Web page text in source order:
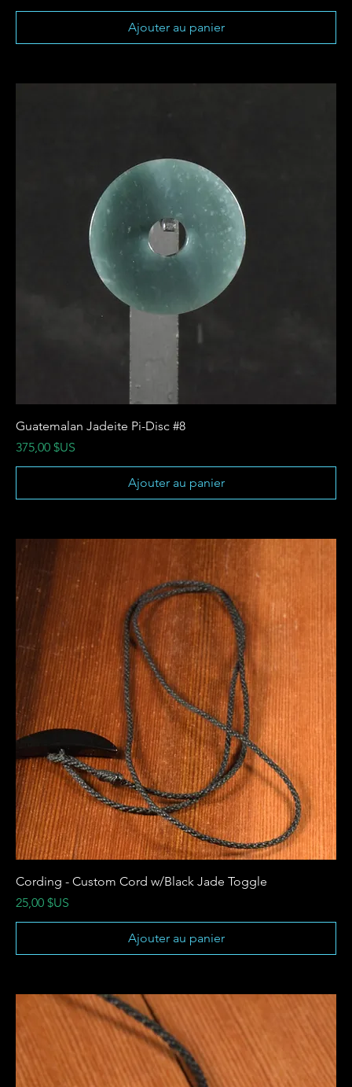
Ajouter au panier
Guatemalan Jadeite Pi-Disc #8
Prix
375,00 $US
Ajouter au panier
Cording - Custom Cord w/Black Jade Toggle
Prix
25,00 $US
Ajouter au panier